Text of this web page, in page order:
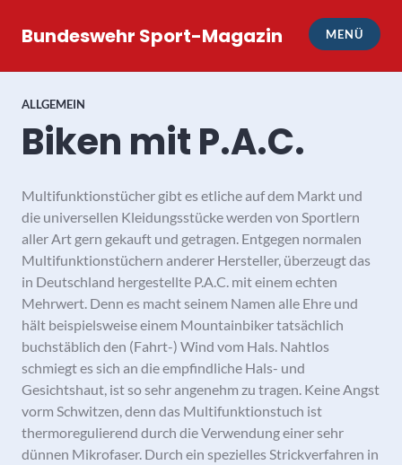
InhaltBundeswehr Sport-Magazin MENÜ
ALLGEMEIN
Biken mit P.A.C.
Multifunktionstücher gibt es etliche auf dem Markt und
die universellen Kleidungsstücke werden von Sportlern
aller Art gern gekauft und getragen. Entgegen normalen
Multifunktionstüchern anderer Hersteller, überzeugt das
in Deutschland hergestellte P.A.C. mit einem echten
Mehrwert. Denn es macht seinem Namen alle Ehre und
hält beispielsweise einem Mountainbiker tatsächlich
buchstäblich den (Fahrt-) Wind vom Hals. Nahtlos
schmiegt es sich an die empfind­liche Hals- und
Gesichtshaut, ist so sehr angenehm zu tragen. Keine Angst
vorm Schwitzen, denn das Multifunk­tionstuch ist
thermoregulierend durch die Verwendung einer sehr
dünnen Mikrofaser. Durch ein spezielles Strickverfahren in